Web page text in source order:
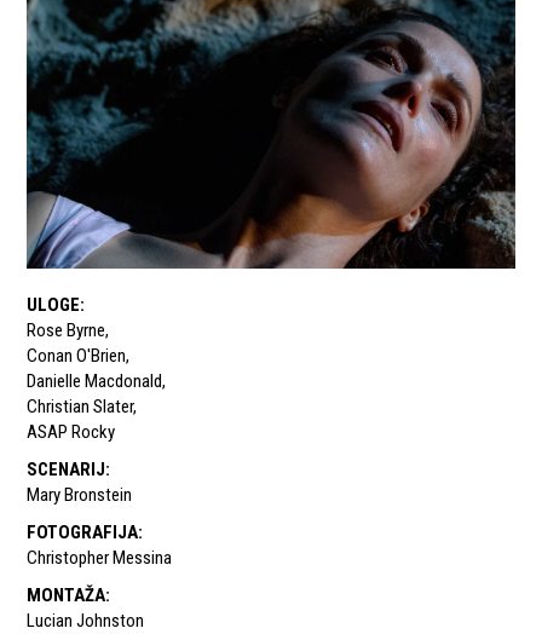
ULOGE:
Rose Byrne,
Conan O'Brien,
Danielle Macdonald,
Christian Slater,
ASAP Rocky
SCENARIJ:
Mary Bronstein
FOTOGRAFIJA:
Christopher Messina
MONTAŽA:
Lucian Johnston